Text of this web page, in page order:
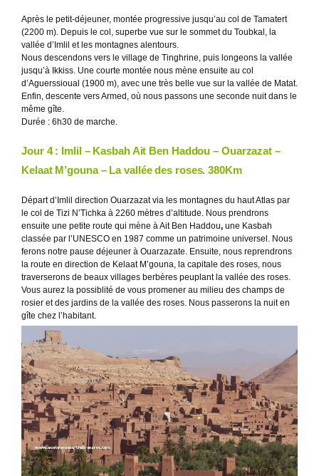
Après le petit-déjeuner, montée progressive jusqu’au col de Tamatert
(2200 m). Depuis le col, superbe vue sur le sommet du Toubkal, la
vallée d’Imlil et les montagnes alentours.
Nous descendons vers le village de Tinghrine, puis longeons la vallée
jusqu’à Ikkiss. Une courte montée nous mène ensuite au col
d’Aguerssioual (1900 m), avec une très belle vue sur la vallée de Matat.
Enfin, descente vers Armed, où nous passons une seconde nuit dans le
même gîte.
Durée : 6h30 de marche.
Jour 4 : Imlil– Kasbah Ait Ben Haddou – Ouarzazat –
Kelaat M’gouna – La vallée des roses. 380Km
Départ d’Imlil direction Ouarzazat via les montagnes du haut Atlas par
le col de Tizi N’Tichka à 2260 mètres d’altitude. Nous prendrons
ensuite une petite route qui mène à Ait Ben Haddou, une Kasbah
classée par l’UNESCO en 1987 comme un patrimoine universel. Nous
ferons notre pause déjeuner à Ouarzazate. Ensuite, nous reprendrons
la route en direction de Kelaat M’gouna, la capitale des roses, nous
traverserons de beaux villages berbères peuplant la vallée des roses.
Vous aurez la possiblité de vous promener au milieu des champs de
rosier et des jardins de la vallée des roses. Nous passerons la nuit en
gîte chez l’habitant.